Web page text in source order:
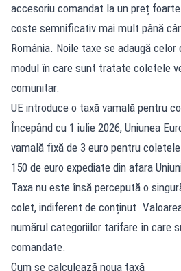
accesoriu comandat la un preț
coste semnificativ mai mult până
România. Noile taxe se adaugă
modul în care sunt tratate coletele
comunitar.
UE introduce o taxă vamală pentru
Începând cu 1 iulie 2026, Uniunea
vamală fixă de 3 euro pentru
150 de euro expediate din afara
Taxa nu este însă percepută o
colet, indiferent de conținut.
numărul categoriilor tarifare în care
comandate.
Cum se calculează noua taxă